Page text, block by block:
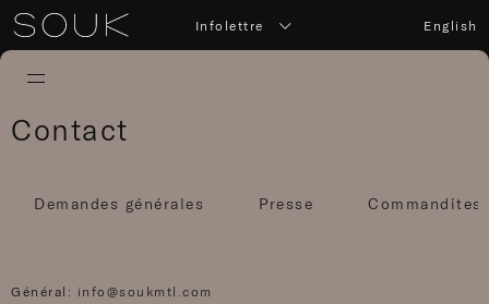
Infolettre English
Contact
Demandes générales Presse
Général: info@soukmtl.com